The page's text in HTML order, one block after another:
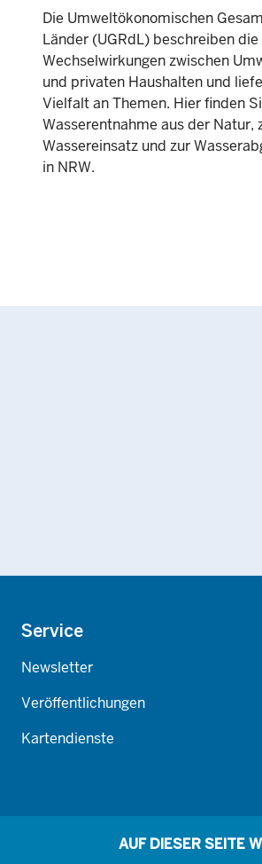
Die Umweltökonomischen
Länder (UGRdL) beschreiben die
Wechselwirkungen zwischen
und privaten Haushalten und
Vielfalt an Themen. Hier finden
Wasserentnahme aus der Natur,
Wassereinsatz und zur
in NRW.
Footer
Service
Newsletter
Veröffentlichungen
Kartendienste
AUF DIESER SEITE